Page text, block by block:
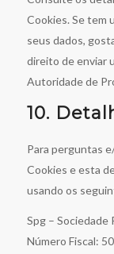
Cookies. Se tem
seus dados,
direito de enviar
Autoridade de
10.
Para perguntas
Cookies e esta
usando os
Spg – Sociedade
Número Fiscal: